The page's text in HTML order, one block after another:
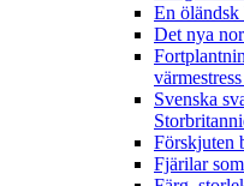
En
Det nya
Svenska
Förskjuten
Fjärilar